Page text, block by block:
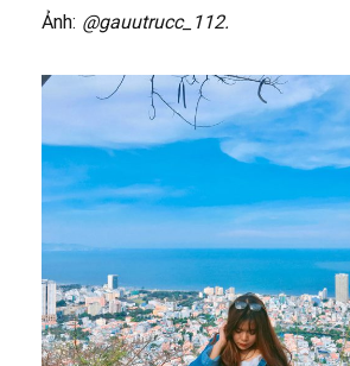
Ảnh: @gauutrucc_112.